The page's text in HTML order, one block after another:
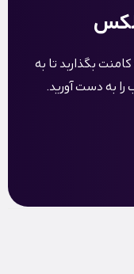
بگذاربد تا به
به دست آورید.